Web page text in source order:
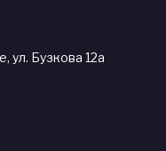
ул. Бузкова 12а